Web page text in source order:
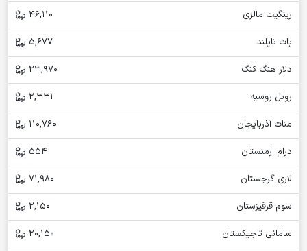
رینگیت مالزی
46,110
بات تایلند
5,677
دلار هنگ کنگ
23,970
روبل روسیه
2,331
منات آذربایجان
110,760
درام ارمنستان
554
لاری گرجستان
71,980
سوم قرقیزستان
2,150
سامانی تاجیکستان
20,150